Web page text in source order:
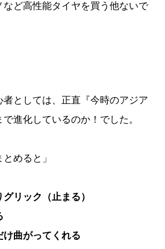
など高性能タイヤを買う他ないで
としては、正直『今時のアジア
進化しているのか！でした。
めると」
リック（止まる）
曲がってくれる